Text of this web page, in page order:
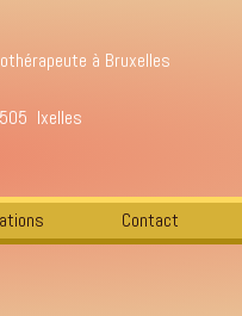
à Bruxelles
Ixelles
Contact